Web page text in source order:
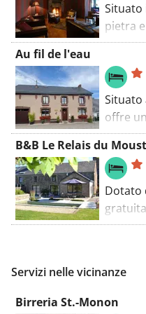
Situato
pietra
Au fil de l'eau
Situato
offre
servizi
una
la
le aree.
B&B Le Relais du
Dotato
minuti
Servizi nelle vicinanze
Birreria St.-Monon